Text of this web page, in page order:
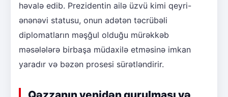
həvalə edib. Prezidentin ailə üzvü kimi qeyri-
ənənəvi statusu, onun adətən təcrübəli
diplomatların məşğul olduğu mürəkkəb
məsələlərə birbaşa müdaxilə etməsinə imkan
yaradır və bəzən prosesi sürətləndirir.